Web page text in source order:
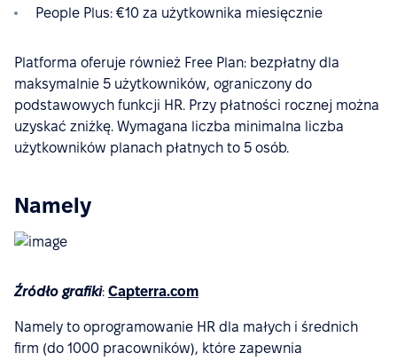
People Plus: €10 za użytkownika miesięcznie
Platforma oferuje również Free Plan: bezpłatny dla
maksymalnie 5 użytkowników, ograniczony do
podstawowych funkcji HR. Przy płatności rocznej można
uzyskać zniżkę. Wymagana liczba minimalna liczba
użytkowników planach płatnych to 5 osób.
Namely
Źródło grafiki: Capterra.com
Namely to oprogramowanie HR dla małych i średnich
firm (do 1000 pracowników), które zapewnia